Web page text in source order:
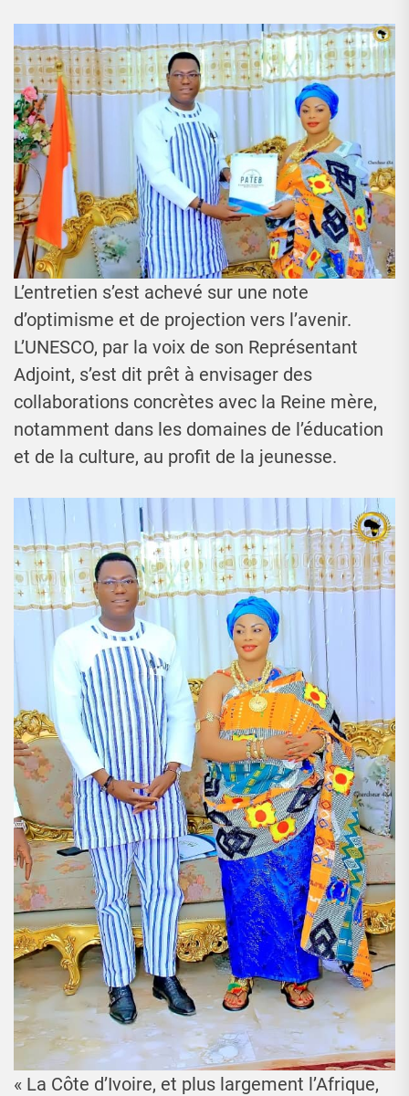
L’entretien s’est achevé sur une note
d’optimisme et de projection vers l’avenir.
L’UNESCO, par la voix de son Représentant
Adjoint, s’est dit prêt à envisager des
collaborations concrètes avec la Reine mère,
notamment dans les domaines de l’éducation
et de la culture, au profit de la jeunesse.
« La Côte d’Ivoire, et plus largement l’Afrique,